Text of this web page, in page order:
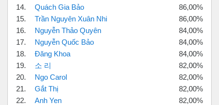
14.
Quách Gia Bảo
86,00%
15.
Trần Nguyên Xuân Nhi
86,00%
16.
Nguyễn Thảo Quyên
84,00%
17.
Nguyễn Quốc Bảo
84,00%
18.
Đăng Khoa
84,00%
19.
소 리
82,00%
20.
Ngo Carol
82,00%
21.
Gắt Thị
82,00%
22.
Anh Yen
82,00%